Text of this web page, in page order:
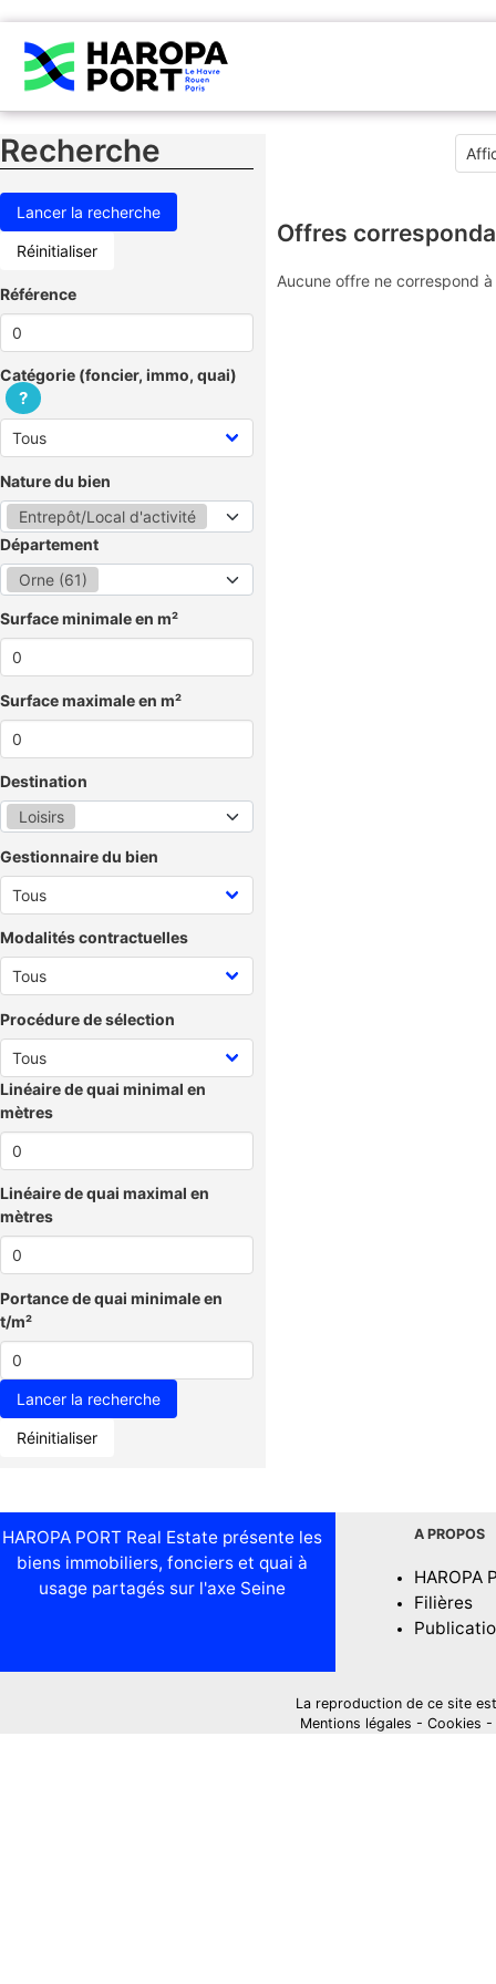
Recherche
Réinitialiser
Référence
Catégorie (foncier, immo, quai)
?
Nature du bien
Entrepôt/Local d'activité
Département
Orne (61)
Surface minimale en m²
Surface maximale en m²
Destination
Loisirs
Gestionnaire du bien
Modalités contractuelles
Procédure de sélection
Linéaire de quai minimal en
mètres
Linéaire de quai maximal en
mètres
Portance de quai minimale en
t/m²
Réinitialiser
Offres
Aucune offre ne correspond
HAROPA PORT Real Estate présente les
biens immobiliers, fonciers et quai à
usage partagés sur l'axe Seine
A PROPOS
HAROPA
Filières
La reproduction de ce site
Mentions légales - Cookies -